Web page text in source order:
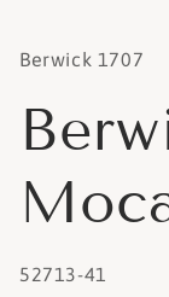
Berwick 1707
SKU:
52713-41